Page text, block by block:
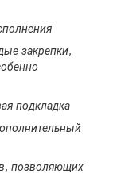
закрепки,
подкладка
позволяющих